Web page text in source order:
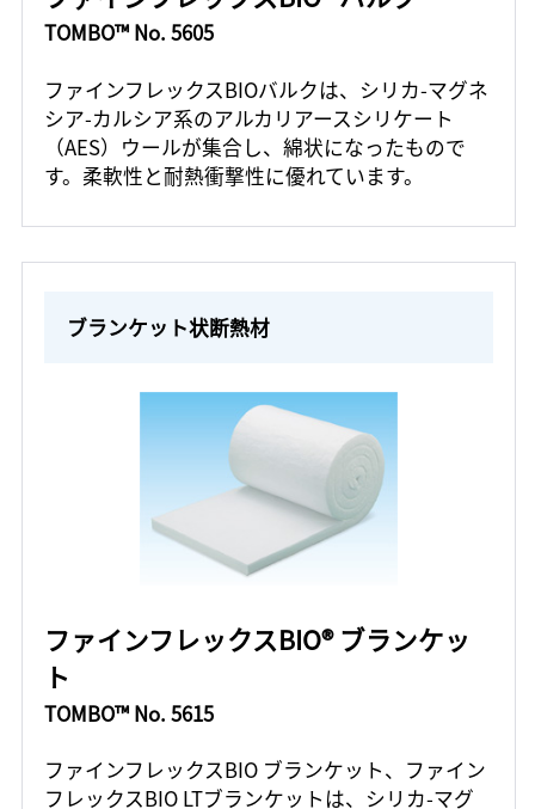
TOMBO™ No. 5605
ファインフレックスBIOバルクは、シリカ-マグネ
シア-カルシア系のアルカリアースシリケート
（AES）ウールが集合し、綿状になったもので
す。柔軟性と耐熱衝撃性に優れています。
ブランケット状断熱材
ファインフレックスBIO® ブランケッ
ト
TOMBO™ No. 5615
ファインフレックスBIO ブランケット、ファイン
フレックスBIO LTブランケットは、シリカ-マグ